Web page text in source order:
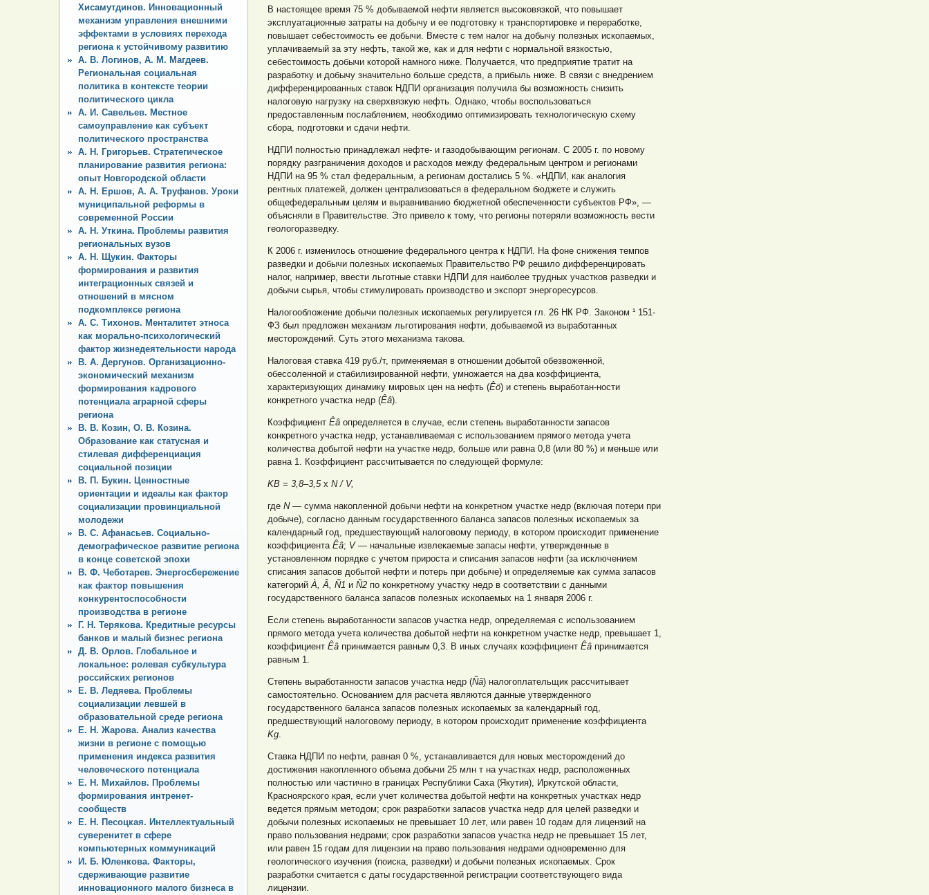
Хисамутдинов. Инновационный
механизм управления внешними
эффектами в условиях перехода
региона к устойчивому развитию
А. В. Логинов, А. М. Магдеев.
Региональная социальная
политика в контексте теории
политического цикла
А. И. Савельев. Местное
самоуправление как субъект
политического пространства
А. Н. Григорьев. Стратегическое
планирование развития региона:
опыт Новгородской области
А. Н. Ершов, А. А. Труфанов. Уроки
муниципальной реформы в
современной России
А. Н. Уткина. Проблемы развития
региональных вузов
А. Н. Щукин. Факторы
формирования и развития
интеграционных связей и
отношений в мясном
подкомплексе региона
А. С. Тихонов. Менталитет этноса
как морально-психологический
фактор жизнедеятельности народа
В. А. Дергунов. Организационно-
экономический механизм
формирования кадрового
потенциала аграрной сферы
региона
В. В. Козин, О. В. Козина.
Образование как статусная и
стилевая дифференциация
социальной позиции
В. П. Букин. Ценностные
ориентации и идеалы как фактор
социализации провинциальной
молодежи
В. С. Афанасьев. Социально-
демографическое развитие региона
в конце советской эпохи
В. Ф. Чеботарев. Энергосбережение
как фактор повышения
конкурентоспособности
производства в регионе
Г. Н. Терякова. Кредитные ресурсы
банков и малый бизнес региона
Д. В. Орлов. Глобальное и
локальное: ролевая субкультура
российских регионов
Е. В. Ледяева. Проблемы
социализации левшей в
образовательной среде региона
Е. Н. Жарова. Анализ качества
жизни в регионе с помощью
применения индекса развития
человеческого потенциала
Е. Н. Михайлов. Проблемы
формирования интренет-
сообществ
Е. Н. Песоцкая. Интеллектуальный
суверенитет в сфере
компьютерных коммуникаций
И. Б. Юленкова. Факторы,
сдерживающие развитие
инновационного малого бизнеса в
В настоящее время 75 % добываемой нефти является высоковязкой, что повышает
эксплуатационные затраты на добычу и ее подготовку к транспортировке и переработке,
повышает себестоимость ее добычи. Вместе с тем налог на добычу полезных ископаемых,
уплачиваемый за эту нефть, такой же, как и для нефти с нормальной вязкостью,
себестоимость добычи которой намного ниже. Получается, что предприятие тратит на
разработку и добычу значительно больше средств, а прибыль ниже. В связи с внедрением
дифференцированных ставок НДПИ организация получила бы возможность снизить
налоговую нагрузку на сверхвязкую нефть. Однако, чтобы воспользоваться
предоставленным послаблением, необходимо оптимизировать технологическую схему
сбора, подготовки и сдачи нефти.
НДПИ полностью принадлежал нефте- и газодобывающим регионам. С 2005 г. по новому
порядку разграничения доходов и расходов между федеральным центром и регионами
НДПИ на 95 % стал федеральным, а регионам достались 5 %. «НДПИ, как аналогия
рентных платежей, должен централизоваться в федеральном бюджете и служить
общефедеральным целям и выравниванию бюджетной обеспеченности субъектов РФ», —
объясняли в Правительстве. Это привело к тому, что регионы потеряли возможность вести
геологоразведку.
К 2006 г. изменилось отношение федерального центра к НДПИ. На фоне снижения темпов
разведки и добычи полезных ископаемых Правительство РФ решило дифференцировать
налог, например, ввести льготные ставки НДПИ для наиболее трудных участков разведки и
добычи сырья, чтобы стимулировать производство и экспорт энергоресурсов.
Налогообложение добычи полезных ископаемых регулируется гл. 26 НК РФ. Законом ¹ 151-
ФЗ был предложен механизм льготирования нефти, добываемой из выработанных
месторождений. Суть этого механизма такова.
Налоговая ставка 419 руб./т, применяемая в отношении добытой обезвоженной,
обессоленной и стабилизированной нефти, умножается на два коэффициента,
характеризующих динамику мировых цен на нефть (Êö) и степень выработан-ности
конкретного участка недр (Êâ).
Коэффициент Êâ определяется в случае, если степень выработанности запасов
конкретного участка недр, устанавливаемая с использованием прямого метода учета
количества добытой нефти на участке недр, больше или равна 0,8 (или 80 %) и меньше или
равна 1. Коэффициент рассчитывается по следующей формуле:
KB = 3,8–3,5 x N / V,
где N — сумма накопленной добычи нефти на конкретном участке недр (включая потери при
добыче), согласно данным государственного баланса запасов полезных ископаемых за
календарный год, предшествующий налоговому периоду, в котором происходит применение
коэффициента Êâ; V — начальные извлекаемые запасы нефти, утвержденные в
установленном порядке с учетом прироста и списания запасов нефти (за исключением
списания запасов добытой нефти и потерь при добыче) и определяемые как сумма запасов
категорийÀ, Â, Ñ1 и Ñ2 по конкретному участку недр в соответствии с данными
государственного баланса запасов полезных ископаемых на 1 января 2006 г.
Если степень выработанности запасов участка недр, определяемая с использованием
прямого метода учета количества добытой нефти на конкретном участке недр, превышает 1,
коэффициент Êâ принимается равным 0,3. В иных случаях коэффициент Êâ принимается
равным 1.
Степень выработанности запасов участка недр (Ñâ) налогоплательщик рассчитывает
самостоятельно. Основанием для расчета являются данные утвержденного
государственного баланса запасов полезных ископаемых за календарный год,
предшествующий налоговому периоду, в котором происходит применение коэффициента
Kg.
Ставка НДПИ по нефти, равная 0 %, устанавливается для новых месторождений до
достижения накопленного объема добычи 25 млн т на участках недр, расположенных
полностью или частично в границах Республики Саха (Якутия), Иркутской области,
Красноярского края, если учет количества добытой нефти на конкретных участках недр
ведется прямым методом; срок разработки запасов участка недр для целей разведки и
добычи полезных ископаемых не превышает 10 лет, или равен 10 годам для лицензий на
право пользования недрами; срок разработки запасов участка недр не превышает 15 лет,
или равен 15 годам для лицензии на право пользования недрами одновременно для
геологического изучения (поиска, разведки) и добычи полезных ископаемых. Срок
разработки считается с даты государственной регистрации соответствующего вида
лицензии.